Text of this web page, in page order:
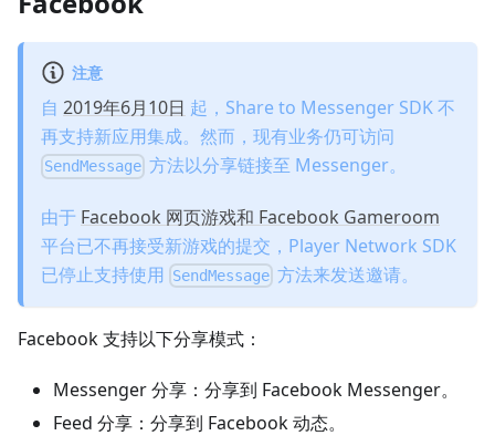
注意
自 2019年6月10日 起，Share to Messenger SDK 不
再支持新应用集成。然而，现有业务仍可访问
SendMessage 方法以分享链接至 Messenger。
由于 Facebook 网页游戏和 Facebook Gameroom
平台已不再接受新游戏的提交，Player Network SDK
已停止支持使用 SendMessage 方法来发送邀请。
Facebook 支持以下分享模式：
Messenger 分享：分享到 Facebook Messenger。
Feed 分享：分享到 Facebook 动态。